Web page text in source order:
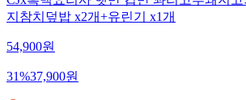
CJx흑백요리사 햇반 컵반 꽈리고추돼지
지참치덮밥 x2개+유린기 x1개
54,900원
31%37,900원